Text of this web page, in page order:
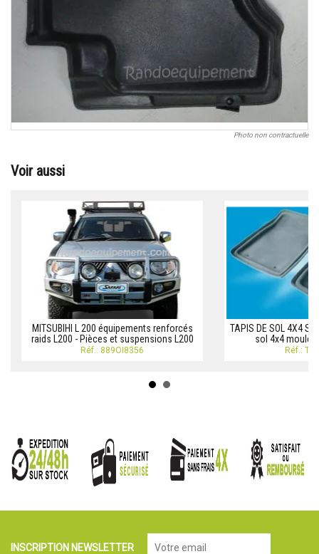
Photo non contractuelle
Voir aussi
MITSUBIHI L 200 équipements renforcés
raids L200 - Pièces et suspensions L200
Réf.: 889OI8356
TAPIS DE SOL 4X4
sol 4x4 moulé
Réf.:
INSCRIPTION NEWSLETTER